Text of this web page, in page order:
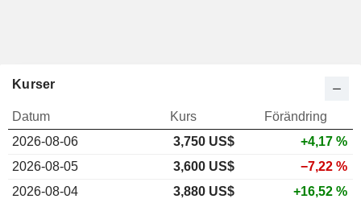
Kurser
Datum Kurs
Förändring
2026-08-06
3,750 US$
+4,17 %
2026-08-05
3,600 US$
−7,22 %
2026-08-04
3,880 US$
+16,52 %